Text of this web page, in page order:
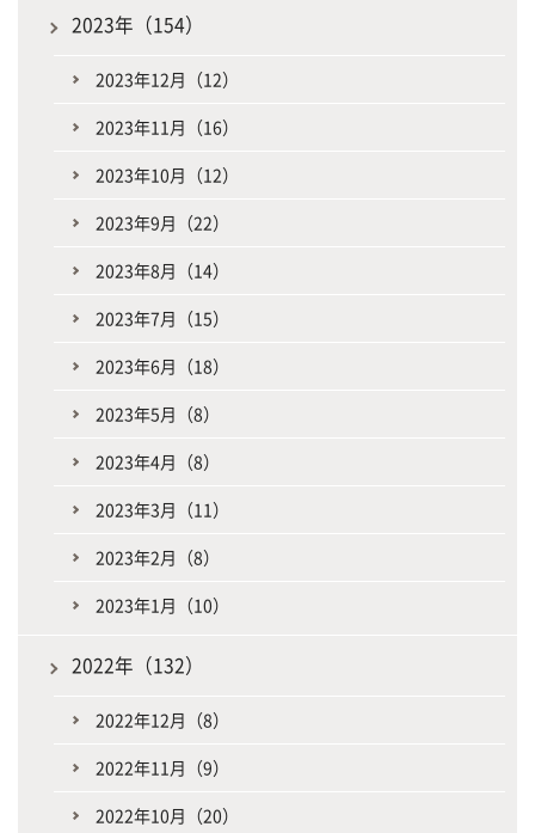
2023年（154）
2023年12月（12）
2023年11月（16）
2023年10月（12）
2023年9月（22）
2023年8月（14）
2023年7月（15）
2023年6月（18）
2023年5月（8）
2023年4月（8）
2023年3月（11）
2023年2月（8）
2023年1月（10）
2022年（132）
2022年12月（8）
2022年11月（9）
2022年10月（20）